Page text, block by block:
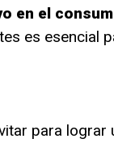
en el
es esencial
para lograr